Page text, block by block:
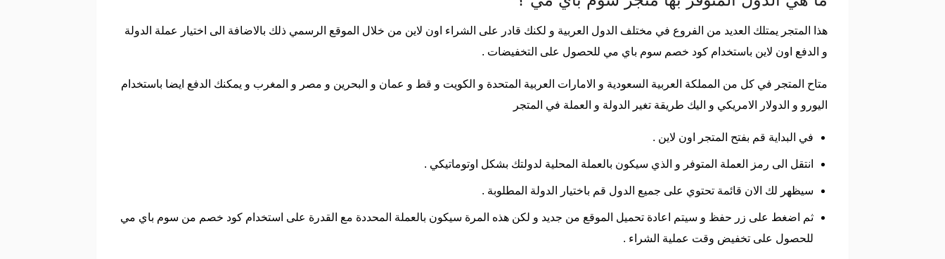
هذا المتجر يمتلك العديد من الفروع في مختلف الدول العربية و لكنك قادر على الشراء اون لاين من خلال الموقع الرسمي ذلك بالاضافة الى اختيار عملة الدولة
و الدفع اون لاين باستخدام كود خصم سوم باي مي للحصول على التخفيضات .
متاح المتجر في كل من المملكة العربية السعودية و الامارات العربية المتحدة و الكويت و قط و عمان و البحرين و مصر و المغرب و يمكنك الدفع ايضا باستخدام
اليورو و الدولار الامريكي و اليك طريقة تغير الدولة و العملة في المتجر
في البداية قم بفتح المتجر اون لاين .
انتقل الى رمز العملة المتوفر و الذي سيكون بالعملة المحلية لدولتك بشكل اوتوماتيكي .
سيظهر لك الان قائمة تحتوي على جميع الدول قم باختيار الدولة المطلوبة .
ثم اضغط على زر حفظ و سيتم اعادة تحميل الموقع من جديد و لكن هذه المرة سيكون بالعملة المحددة مع القدرة على استخدام كود خصم من سوم باي مي
للحصول على تخفيض وقت عملية الشراء .